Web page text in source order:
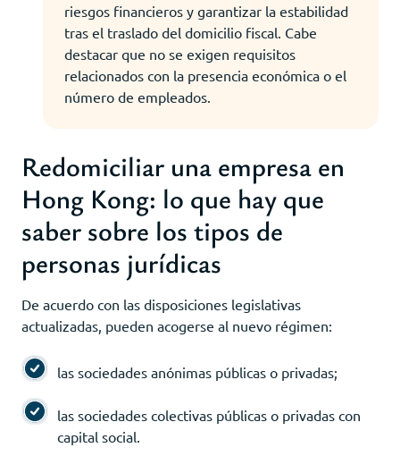
riesgos financieros y garantizar la estabilidad
tras el traslado del domicilio fiscal. Cabe
destacar que no se exigen requisitos
relacionados con la presencia económica o el
número de empleados.
Redomiciliar una empresa en
Hong Kong: lo que hay que
saber sobre los tipos de
personas jurídicas
De acuerdo con las disposiciones legislativas
actualizadas, pueden acogerse al nuevo régimen:
las sociedades anónimas públicas o privadas;
las sociedades colectivas públicas o privadas con
capital social.